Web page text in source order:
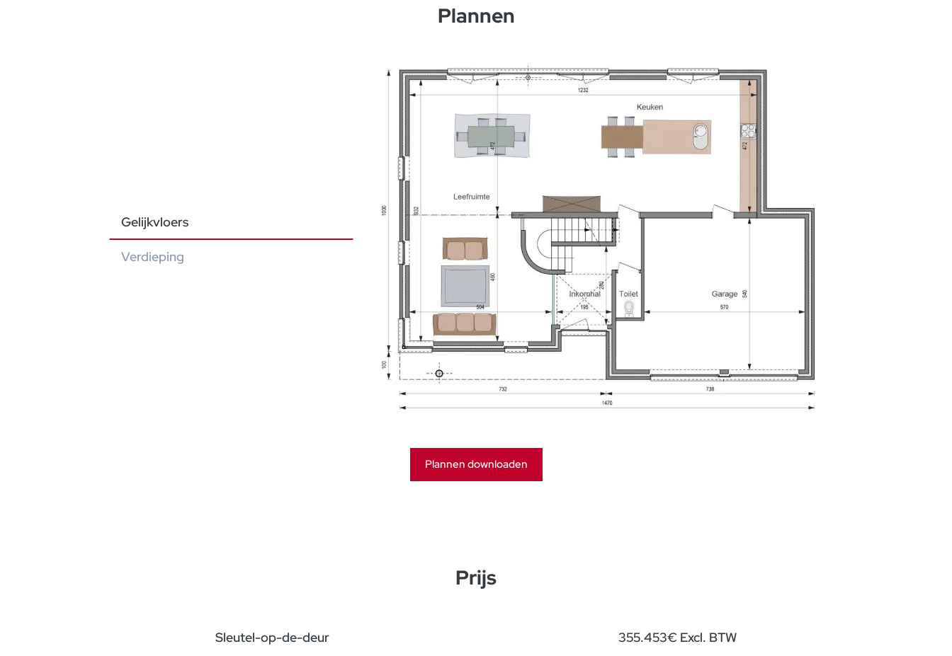
Plannen
Gelijkvloers
Verdieping
Plannen downloaden
Prijs
Sleutel-op-de-deur 355.453€ Excl. BTW